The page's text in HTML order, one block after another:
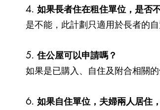
4. 如果長者住在租住單位，是否
是不能，此計劃只適用於長者的
5. 住公屋可以申請嗎？
如果是已購入、自住及附合相關
6. 如果自住單位，夫婦兩人居住